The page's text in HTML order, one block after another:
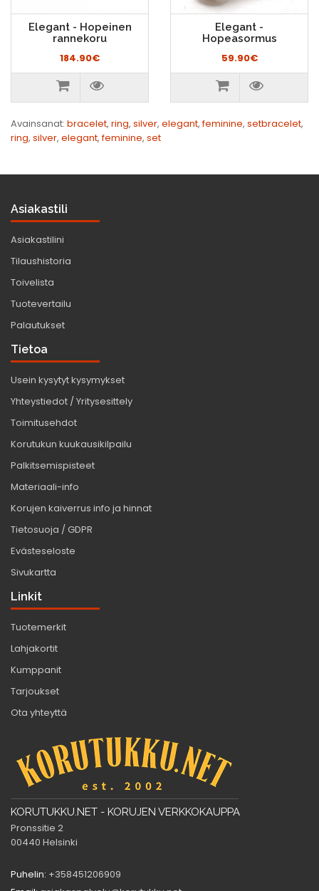
Elegant - Hopeinen
rannekoru
184.90€
Elegant -
Hopeasormus
59.90€
Avainsanat: bracelet, ring, silver, elegant,feminine, setbracelet,
ring, silver, elegant,feminine, set
Asiakastili
Asiakastilini
Tilaushistoria
Toivelista
Tuotevertailu
Palautukset
Tietoa
Usein kysytyt kysymykset
Yhteystiedot / Yritysesittely
Toimitusehdot
Korutukun kuukausikilpailu
Palkitsemispisteet
Materiaali-info
Korujen kaiverrus info ja hinnat
Tietosuoja / GDPR
Evästeseloste
Sivukartta
Linkit
Tuotemerkit
Lahjakortit
Kumppanit
Tarjoukset
Ota yhteyttä
KORUTUKKU.NET - KORUJEN VERKKOKAUPPA
Pronssitie 2
00440 Helsinki
Puhelin: +358451206909